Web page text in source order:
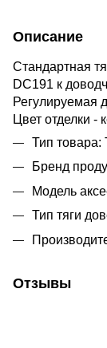
Описание
Стандартная
DC191 к
Регулируемая
Цвет отделки -
Тип товара:
Бренд
Модель
Тип тяги
Отзывы